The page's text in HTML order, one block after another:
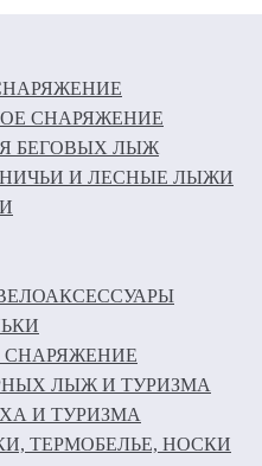
СНАРЯЖЕНИЕ
БЕГОВЫХ ЛЫЖ
И ЛЕСНЫЕ ЛЫЖИ
СНАРЯЖЕНИЕ
ЛЫЖ И ТУРИЗМА
И ТУРИЗМА
ТЕРМОБЕЛЬЕ, НОСКИ